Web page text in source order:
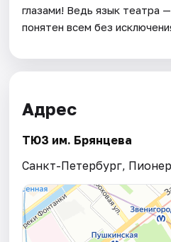
глазами! Ведь язык театра
понятен всем без
Адрес
ТЮЗ им. Брянцева
Санкт-Петербург,